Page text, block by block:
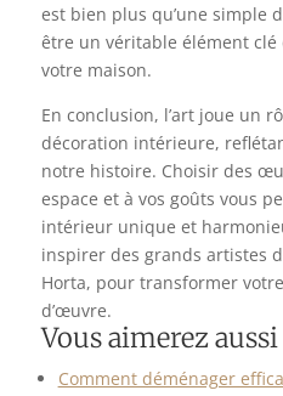
est bien plus qu’une simple
être un véritable élément clé
votre maison.
En conclusion, l’art joue un
décoration intérieure,
notre histoire. Choisir des
espace et à vos goûts vous
intérieur unique et
inspirer des grands artistes
Horta, pour transformer
d’œuvre.
Vous aimerez aussi
Comment déménager